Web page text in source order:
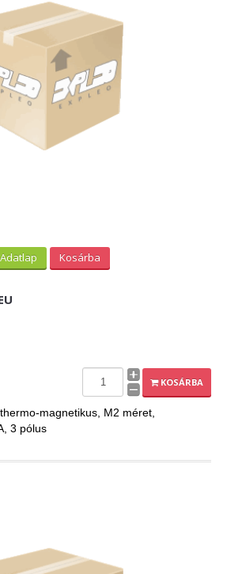
Adatlap Kosárba
KOSÁRBA
magnetikus, M2 méret,
3 pólus